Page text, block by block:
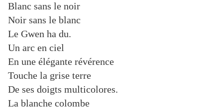
Blanc sans le noir
Noir sans le blanc
Le Gwen ha du.
Un arc en ciel
En une élégante révérence
Touche la grise terre
De ses doigts multicolores.
La blanche colombe